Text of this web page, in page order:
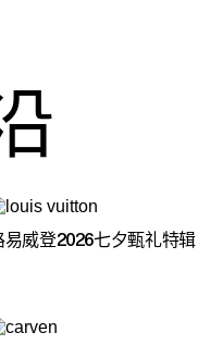
易威登2026七夕甄礼特辑